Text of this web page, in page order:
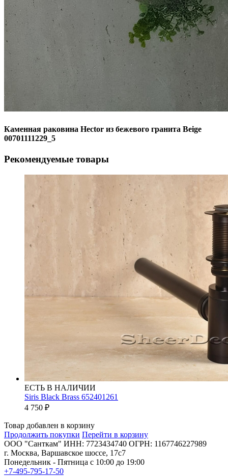
Каменная раковина Hector из бежевого гранита Beige
00701111229_5
Рекомендуемые товары
ЕСТЬ В НАЛИЧИИ
Siris Black Brass 652401261
4 750 ₽
Товар добавлен в корзину
Продолжить покупки Перейти в корзину
ООО "Санткам" ИНН: 7723434740 ОГРН: 1167746227989
г. Москва, Варшавское шоссе, 17с7
Понедельник - Пятница с 10:00 до 19:00
+7-495-795-17-50